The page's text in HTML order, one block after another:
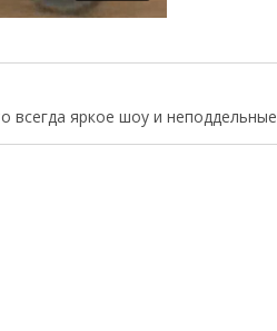
яркое шоу и